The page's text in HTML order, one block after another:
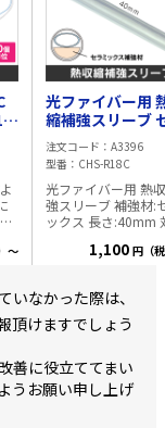
/
ク
～
光ファイバー用
縮補強スリーブ
ミックス補強材
心用 25本入
注文コード
A3396
型番
CHS-R18C
光ファイバー用 熱
強スリーブ 補強材:セラミ
ックス 長さ:40mm
プ心線対応) ※改良点※
に改良しました。 ※1袋
=25本入※ ◎融着時間の
目安について◎ 環
記の時間から微調
い適正な 設定を行
ださい。 目安時間:220～
1,100 円（
いなかった際は、
頂けますでしょう
善に役立ててまい
うお願い申し上げ